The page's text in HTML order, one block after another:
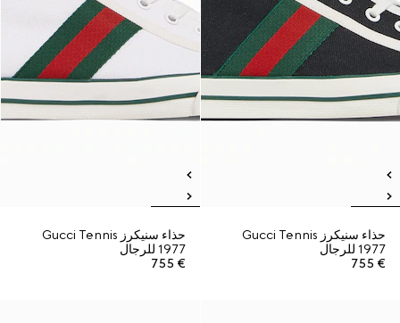
حذاء سنيكرز Gucci Tennis
1977 للرجال
€ 755
حذاء سنيكرز Gucci Tennis
1977 للرجال
€ 755